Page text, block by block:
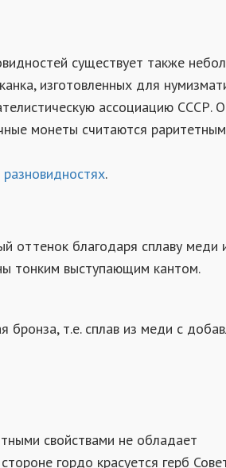
существует также
изготовленных для
ассоциацию СССР.
монеты считаются
разновидностях.
оттенок благодаря сплаву меди
тонким выступающим кантом.
бронза, т.е. сплав из меди с
свойствами не обладает
гордо красуется герб